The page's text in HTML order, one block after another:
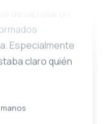
Especialmente
claro quién